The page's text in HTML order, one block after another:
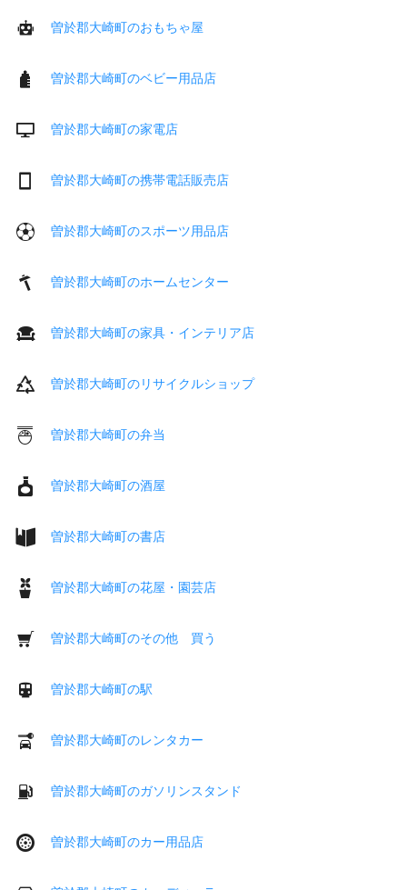
曽於郡大崎町のおもちゃ屋
曽於郡大崎町のベビー用品店
曽於郡大崎町の家電店
曽於郡大崎町の携帯電話販売店
曽於郡大崎町のスポーツ用品店
曽於郡大崎町のホームセンター
曽於郡大崎町の家具・インテリア店
曽於郡大崎町のリサイクルショップ
曽於郡大崎町の弁当
曽於郡大崎町の酒屋
曽於郡大崎町の書店
曽於郡大崎町の花屋・園芸店
曽於郡大崎町のその他 買う
曽於郡大崎町の駅
曽於郡大崎町のレンタカー
曽於郡大崎町のガソリンスタンド
曽於郡大崎町のカー用品店